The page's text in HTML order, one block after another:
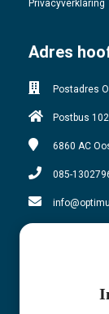
Privacyverklaring
Adres
Postadres
Postbus 102
6860 AC
085-
BTW
Adres